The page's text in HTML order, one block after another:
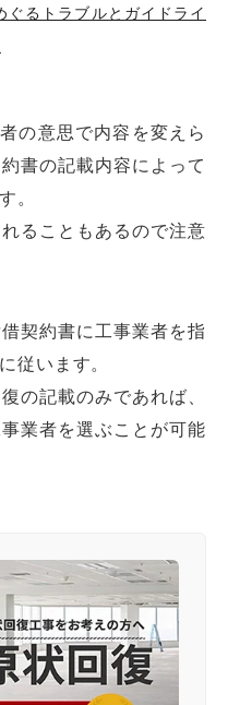
ぐるトラブルとガイドライ
の意思で内容を変えら
書の記載内容によって
。
ることもあるので注意
契約書に工事業者を指
従います。
の記載のみであれば、
業者を選ぶことが可能